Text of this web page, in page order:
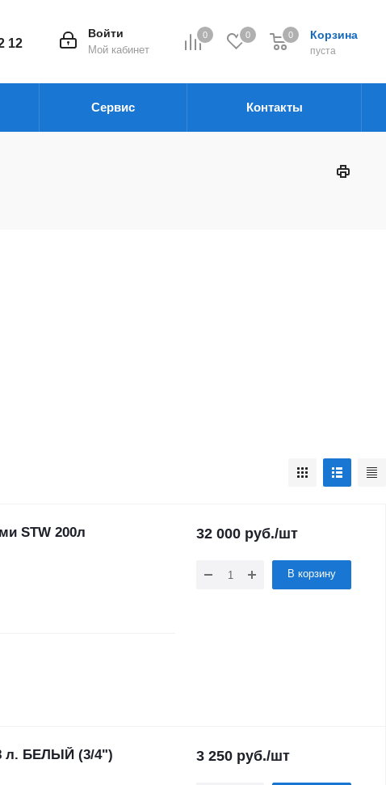
0 0 Корзина
пуста
0
Войти
Мой кабинет
12
Сервис Контакты
STW 200л 32 000 руб./шт
В корзину
л. БЕЛЫЙ (3/4")
3 250 руб./шт